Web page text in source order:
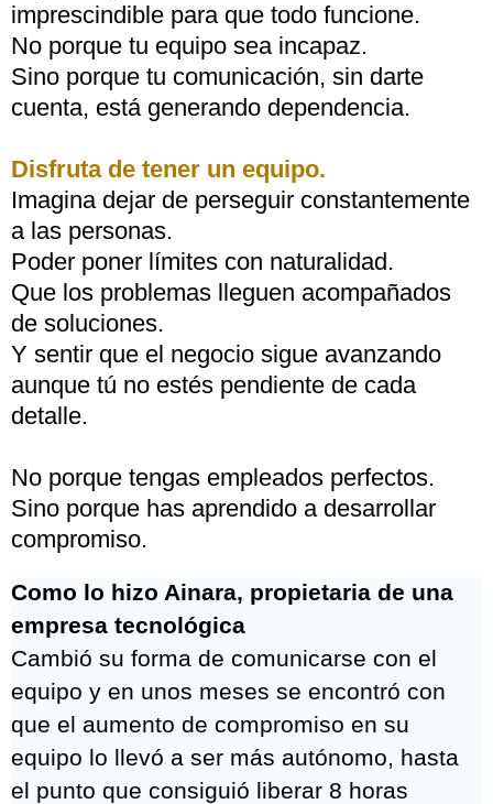
imprescindible para que todo funcione.
No porque tu equipo sea incapaz.
Sino porque tu comunicación, sin darte
cuenta, está generando dependencia.
Disfruta de tener un equipo.
Imagina dejar de perseguir constantemente
a las personas.
Poder poner límites con naturalidad.
Que los problemas lleguen acompañados
de soluciones.
Y sentir que el negocio sigue avanzando
aunque tú no estés pendiente de cada
detalle.
No porque tengas empleados perfectos.
Sino porque has aprendido a desarrollar
compromiso.
Como lo hizo Ainara, propietaria de una
empresa tecnológica
Cambió su forma de comunicarse con el
equipo y en unos meses se encontró con
que el aumento de compromiso en su
equipo lo llevó a ser más autónomo, hasta
el punto que consiguió liberar 8 horas